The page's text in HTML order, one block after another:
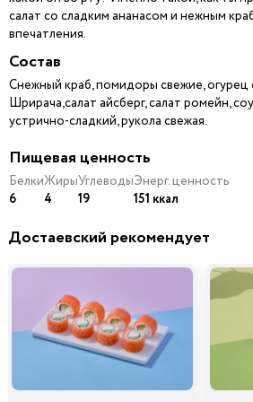
салат со сладким ананасом и нежным
впечатления.
Состав
Снежный краб, помидоры свежие, огурец
Шрирача,салат айсберг, салат ромейн,
устрично-сладкий, рукола свежая.
Пищевая ценность
Белки
6
Жиры
4
Углеводы
19
Энерг. ценность
151 ккал
Достаевский рекомендует